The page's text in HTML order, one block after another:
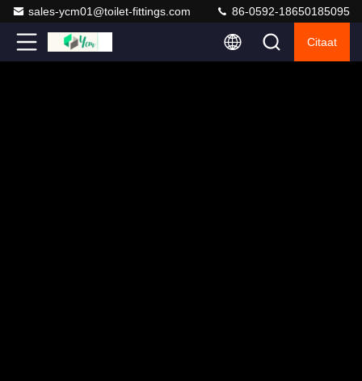
sales-ycm01@toilet-fittings.com 86-0592-18650185095
Citaat